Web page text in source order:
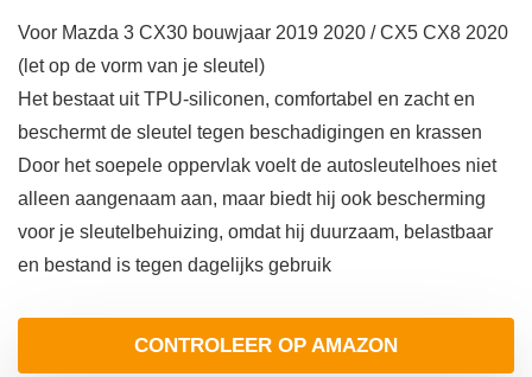
Voor Mazda 3 CX30 bouwjaar 2019 2020 / CX5 CX8 2020
(let op de vorm van je sleutel)
Het bestaat uit TPU-siliconen, comfortabel en zacht en
beschermt de sleutel tegen beschadigingen en krassen
Door het soepele oppervlak voelt de autosleutelhoes niet
alleen aangenaam aan, maar biedt hij ook bescherming
voor je sleutelbehuizing, omdat hij duurzaam, belastbaar
en bestand is tegen dagelijks gebruik
CONTROLEER OP AMAZON